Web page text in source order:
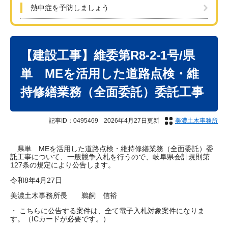
熱中症を予防しましょう
【建設工事】維委第R8-2-1号/県
単 MEを活用した道路点検・維
持修繕業務（全面委託）委託工事
記事ID：0495469 2026年4月27日更新 美濃土木事務所
県単 MEを活用した道路点検・維持修繕業務（全面委託）委
託工事について、一般競争入札を行うので、岐阜県会計規則第
127条の規定により公告します。
令和8年4月27日
美濃土木事務所長 鵜飼 信裕
・ こちらに公告する案件は、全て電子入札対象案件になりま
す。（ICカードが必要です。）